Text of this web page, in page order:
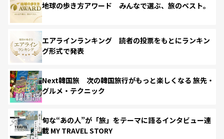
地球の歩き方アワード みんなで選ぶ、旅のベスト。
エアラインランキング 読者の投票をもとにランキン
グ形式で発表
Next韓国旅 次の韓国旅行がもっと楽しくなる 旅先・
グルメ・テクニック
旬な“あの人”が「旅」をテーマに語るインタビュー連
載 MY TRAVEL STORY